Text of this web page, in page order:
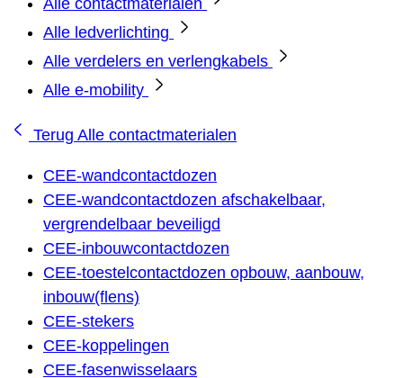
Alle ledverlichting
Alle verdelers en verlengkabels
Alle e-mobility
Terug Alle contactmaterialen
CEE-wandcontactdozen
CEE-wandcontactdozen afschakelbaar,
vergrendelbaar beveiligd
CEE-inbouwcontactdozen
CEE-toestelcontactdozen opbouw, aanbouw,
inbouw(flens)
CEE-stekers
CEE-koppelingen
CEE-fasenwisselaars